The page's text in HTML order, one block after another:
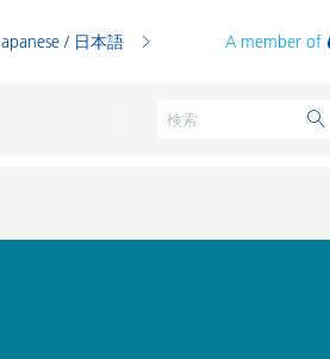
/ 日本語 A member of